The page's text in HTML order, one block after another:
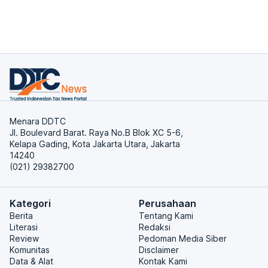
Menara DDTC
Jl. Boulevard Barat. Raya No.B Blok XC 5-6,
Kelapa Gading, Kota Jakarta Utara, Jakarta
14240
(021) 29382700
Kategori
Berita
Literasi
Review
Komunitas
Data & Alat
Perusahaan
Tentang Kami
Redaksi
Pedoman Media Siber
Disclaimer
Kontak Kami